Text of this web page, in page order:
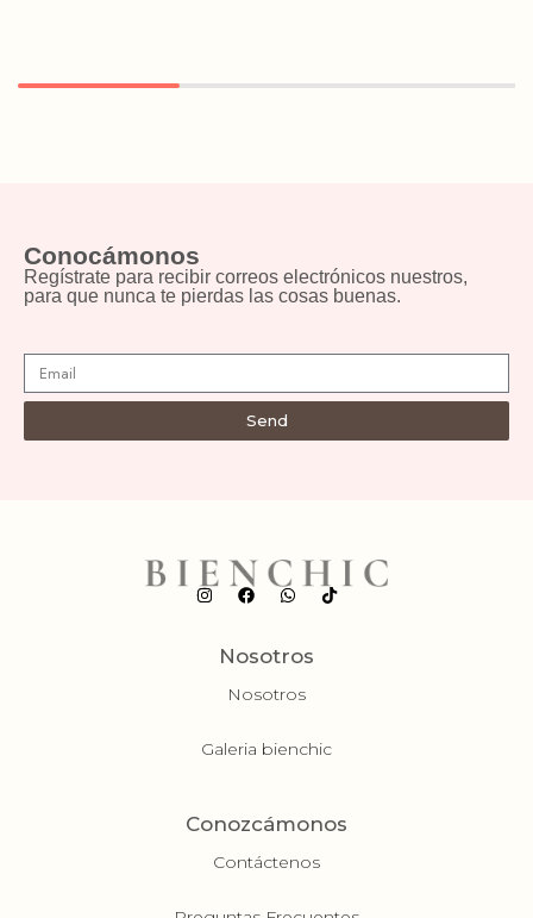
Conocámonos
Regístrate para recibir correos electrónicos nuestros,
para que nunca te pierdas las cosas buenas.
Send
Nosotros
Nosotros
Galeria bienchic
Conozcámonos
Contáctenos